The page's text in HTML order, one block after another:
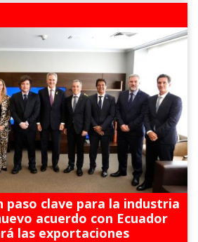
paso clave para la industria
acuerdo con Ecuador
las exportaciones